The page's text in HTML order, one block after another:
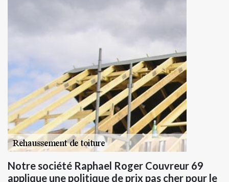
Notre société Raphael Roger Couvreur 69
applique une politique de prix pas cher pour le